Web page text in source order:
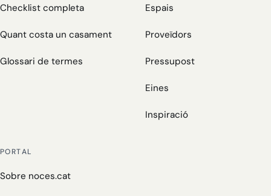
Checklist completa
Quant costa un casament
Glossari de termes
Espais
Proveïdors
Pressupost
Eines
Inspiració
PORTAL
Sobre noces.cat